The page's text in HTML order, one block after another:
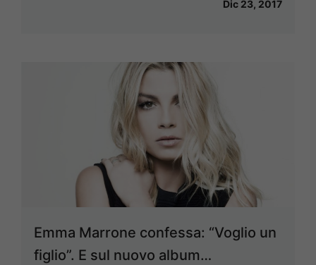
Dic 23, 2017
Emma Marrone confessa: “Voglio un
figlio”. E sul nuovo album…